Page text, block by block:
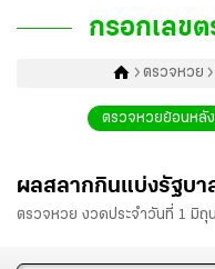
กรอกเลข
ตรวจหวย
ตรวจหวยย้อนหลัง
ผลสลากกินแบ่งรัฐบา
ตรวจหวย งวดประจำวันที่ 1 มิถุ